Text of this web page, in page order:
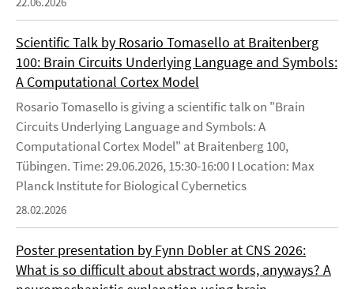
Scientific Talk by Rosario Tomasello at Braitenberg
100: Brain Circuits Underlying Language and Symbols:
A Computational Cortex Model
Rosario Tomasello is giving a scientific talk on "Brain
Circuits Underlying Language and Symbols: A
Computational Cortex Model" at Braitenberg 100,
Tübingen. Time: 29.06.2026, 15:30-16:00 I Location: Max
Planck Institute for Biological Cybernetics
28.02.2026
Poster presentation by Fynn Dobler at CNS 2026:
What is so difficult about abstract words, anyways? A